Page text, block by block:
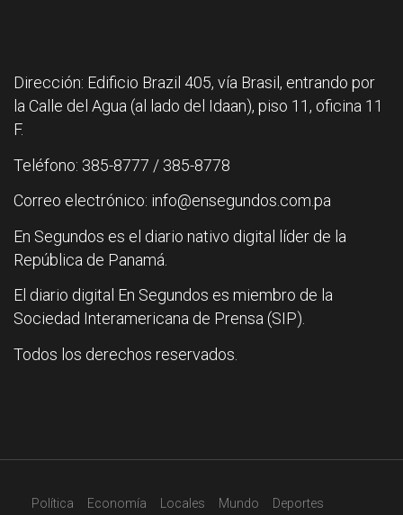
Dirección: Edificio Brazil 405, vía Brasil, entrando por
la Calle del Agua (al lado del Idaan), piso 11, oficina 11
F.
Teléfono: 385-8777 / 385-8778
Correo electrónico: info@ensegundos.com.pa
En Segundos es el diario nativo digital líder de la
República de Panamá.
El diario digital En Segundos es miembro de la
Sociedad Interamericana de Prensa (SIP).
Todos los derechos reservados.
Política Economía Locales Mundo Deportes